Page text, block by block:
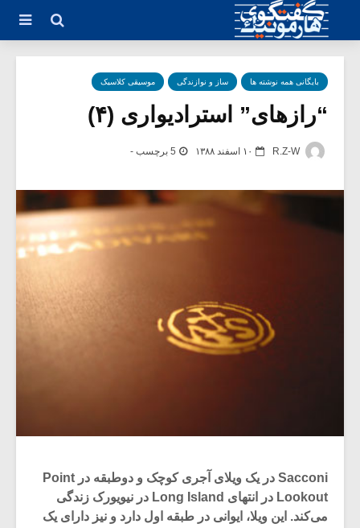
بایگانی همه نوشته ها ساز و نوازندگی موسیقی کلاسیک
“رازهای” استرادیواری (۴)
R.Z-W ۱۰ اسفند ۱۳۸۸ 5 برچسب -
Sacconi در یک ویلای آجری کوچک و دوطبقه در Point
Lookout در انتهای Long Island در نیویورک زندگی
می‌کند. این ویلا، ایوانی در طبقه اول دارد و نیز دارای یک